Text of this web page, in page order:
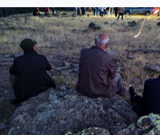
Otomobil
Oyun
Ramazan
Resmi İlanlar
Rüya Tabirleri